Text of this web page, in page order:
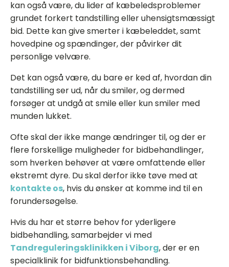
kan også være, du lider af kæbeledsproblemer
grundet forkert tandstilling eller uhensigtsmæssigt
bid. Dette kan give smerter i kæbeleddet, samt
hovedpine og spændinger, der påvirker dit
personlige velvære.
Det kan også være, du bare er ked af, hvordan din
tandstilling ser ud, når du smiler, og dermed
forsøger at undgå at smile eller kun smiler med
munden lukket.
Ofte skal der ikke mange ændringer til, og der er
flere forskellige muligheder for bidbehandlinger,
som hverken behøver at være omfattende eller
ekstremt dyre. Du skal derfor ikke tøve med at
kontakte os, hvis du ønsker at komme ind til en
forundersøgelse.
Hvis du har et større behov for yderligere
bidbehandling, samarbejder vi med
Tandreguleringsklinikken i Viborg, der er en
specialklinik for bidfunktionsbehandling.